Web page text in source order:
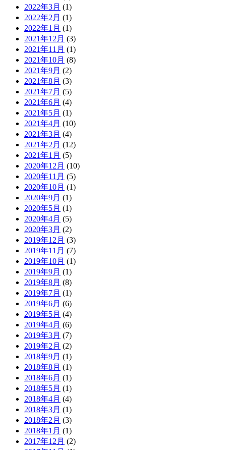
2022年3月 (1)
2022年2月 (1)
2022年1月 (1)
2021年12月 (3)
2021年11月 (1)
2021年10月 (8)
2021年9月 (2)
2021年8月 (3)
2021年7月 (5)
2021年6月 (4)
2021年5月 (1)
2021年4月 (10)
2021年3月 (4)
2021年2月 (12)
2021年1月 (5)
2020年12月 (10)
2020年11月 (5)
2020年10月 (1)
2020年9月 (1)
2020年5月 (1)
2020年4月 (5)
2020年3月 (2)
2019年12月 (3)
2019年11月 (7)
2019年10月 (1)
2019年9月 (1)
2019年8月 (8)
2019年7月 (1)
2019年6月 (6)
2019年5月 (4)
2019年4月 (6)
2019年3月 (7)
2019年2月 (2)
2018年9月 (1)
2018年8月 (1)
2018年6月 (1)
2018年5月 (1)
2018年4月 (4)
2018年3月 (1)
2018年2月 (3)
2018年1月 (1)
2017年12月 (2)